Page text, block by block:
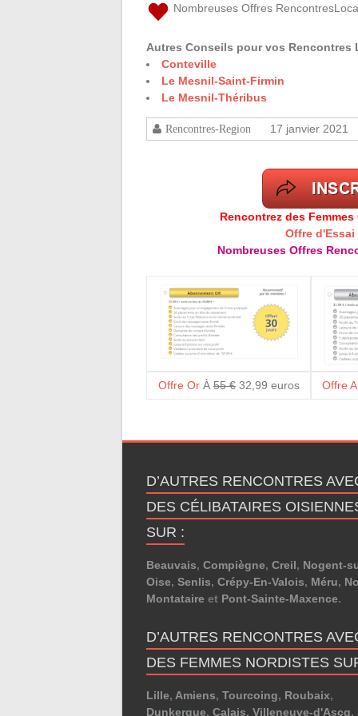
Nombreuses Offres
Autres Conseils pour vos Rencontres
Conteville
Le Mesnil-Saint-Firmin
Le Mesnil-Théribus
Rencontres-Region 17 janvier 2021
Rencontrez des
Offre d'Essai
Nombreuses Offres
Offre OrÀ 55 €32,99 euros Offre
D’AUTRES RENCONTRES
DES CÉLIBATAIRES
SUR :
Beauvais, Compiègne, Creil, Nogent-
Oise, Senlis, Crépy-En-Valois, Méru,
Montataire et Pont-Sainte-Maxence.
D’AUTRES RENCONTRES
DES FEMMES NORDISTES
Lille, Amiens, Tourcoing, Roubaix,
Dunkerque, Calais, Villeneuve-d'Ascq,